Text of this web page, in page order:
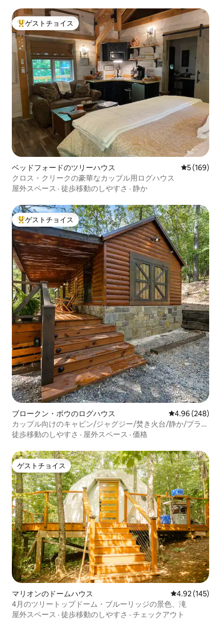
大好評のゲストチョイスです。
ゲストチョイス
ベッドフォードのツリーハウス レビュー
5 (169)
クロス・クリークの豪華なカップル用ログハウス
屋外スペース · 徒歩移動のしやすさ · 静か
大好評のゲストチョイスです。
ゲストチョイス
ブロークン・ボウのログハウス レビュー248
4.96 (248)
カップル向けのキャビン/ジャグジー/焚き火台/静か/プライ
ベート
徒歩移動のしやすさ · 屋外スペース · 価格
ゲストチョイス
ゲストチョイス
マリオンのドームハウス レビュー145
4.92 (145)
4月のツリートップドーム・ブルーリッジの景色、滝
屋外スペース · 徒歩移動のしやすさ · チェックアウト